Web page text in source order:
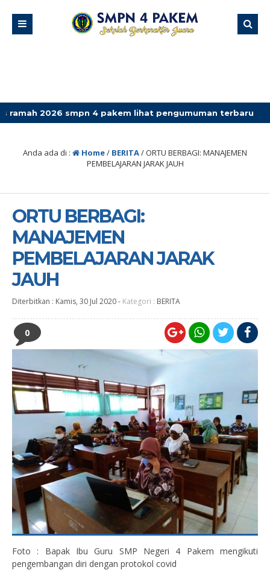
4 pakem lihat pengumuman terbaru
Anda ada di : Home/ BERITA/ORTU BERBAGI: MANAJEMEN
PEMBELAJARAN JARAK JAUH
ORTU BERBAGI:
MANAJEMEN
PEMBELAJARAN JARAK
JAUH
Diterbitkan : Kamis, 30 Jul 2020- Kategori : BERITA
0
Foto : Bapak Ibu Guru SMP Negeri 4 Pakem mengikuti
pengembangan diri dengan protokol covid